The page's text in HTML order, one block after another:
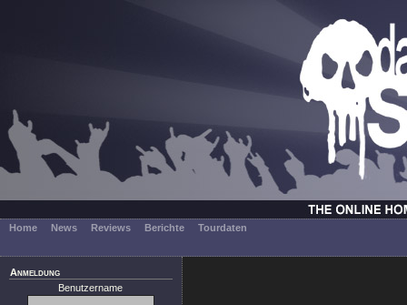
Home News Reviews Berichte Tourdaten
Anmeldung
Benutzername